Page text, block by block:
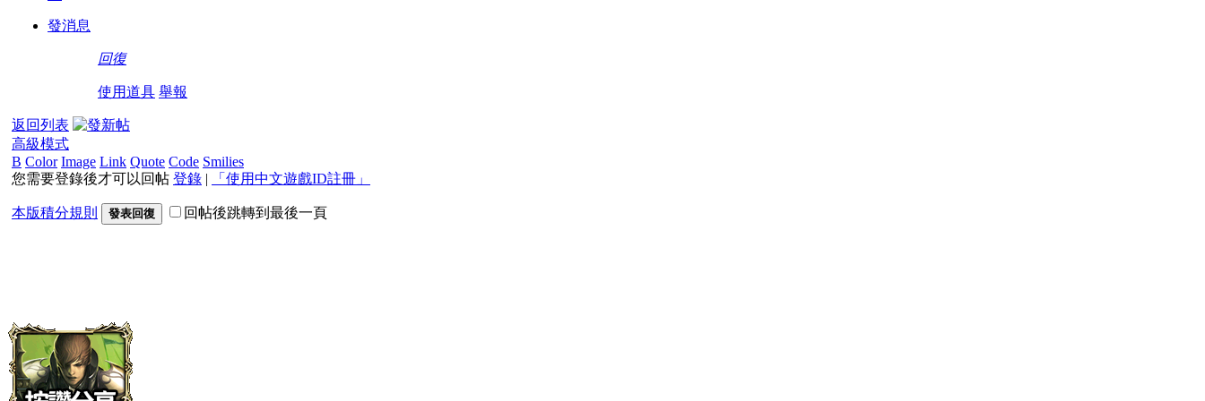
發消息
回復
使用道具 舉報
返回列表
高級模式
B Color Image Link Quote Code Smilies
您需要登錄後才可以回帖 登錄 | 「使用中文遊戲ID註冊」
本版積分規則 發表回復 回帖後跳轉到最後一頁